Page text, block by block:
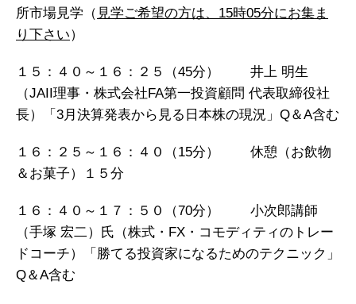
所市場見学（ 見学ご希望の方は、15時05分にお集ま
り下さい）
１５：４０～１６：２５（45分） 井上 明生
（JAII理事・株式会社FA第一投資顧問 代表取締役社
長）「3月決算発表から見る日本株の現況」Q＆A含む
１６：２５～１６：４０（15分） 休憩（お飲物
＆お菓子）１５分
１６：４０～１７：５０（70分） 小次郎講師
（手塚 宏二）氏（株式・FX・コモディティのトレー
ドコーチ）「勝てる投資家になるためのテクニック」
Q＆A含む